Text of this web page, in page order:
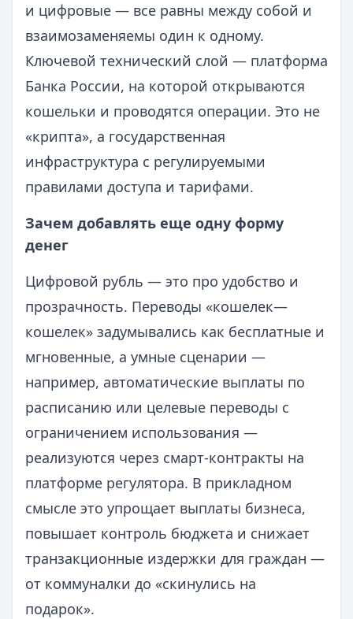
и цифровые — все равны между собой и
взаимозаменяемы один к одному.
Ключевой технический слой — платформа
Банка России, на которой открываются
кошельки и проводятся операции. Это не
«крипта», а государственная
инфраструктура с регулируемыми
правилами доступа и тарифами.
Зачем добавлять еще одну форму
денег
Цифровой рубль — это про удобство и
прозрачность. Переводы «кошелек—
кошелек» задумывались как бесплатные и
мгновенные, а умные сценарии —
например, автоматические выплаты по
расписанию или целевые переводы с
ограничением использования —
реализуются через смарт-контракты на
платформе регулятора. В прикладном
смысле это упрощает выплаты бизнеса,
повышает контроль бюджета и снижает
транзакционные издержки для граждан —
от коммуналки до «скинулись на
подарок».